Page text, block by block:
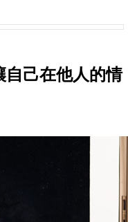
自己在他人的情